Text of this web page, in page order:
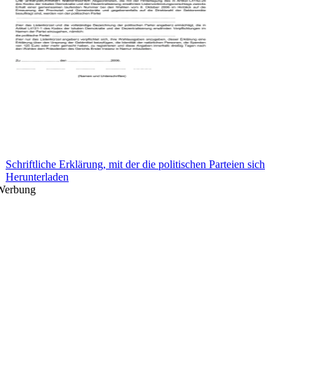
Schriftliche Erklärung, mit der die politischen Parteien sich
Herunterladen